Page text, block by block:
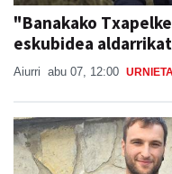
Aiurri abu 07, 12:00 URNIETA